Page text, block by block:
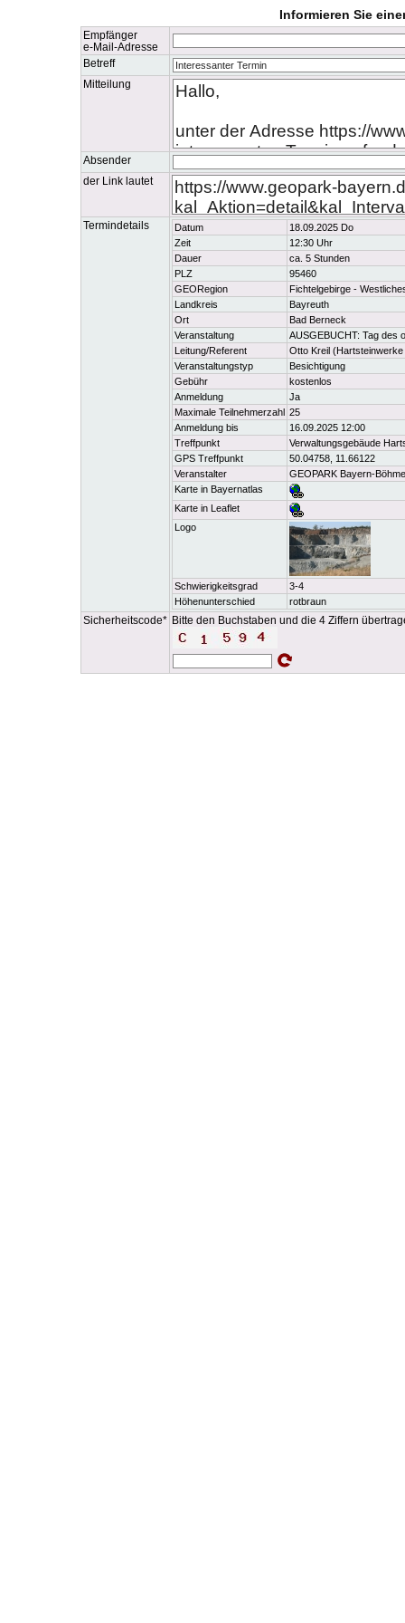
Informieren Sie
Empfänger
e-Mail-Adresse
Betreff
Mitteilung
Absender
der Link lautet
Termindetails Datum
18.09.2025 Do
Zeit
12:30 Uhr
Dauer
ca. 5 Stunden
PLZ
95460
GEORegion
Fichtelgebirge -
Landkreis
Bayreuth
Ort
Bad Berneck
Veranstaltung
AUSGEBUCHT: Tag des
Leitung/Referent
Otto Kreil
Veranstaltungstyp
Besichtigung
Gebühr
kostenlos
Anmeldung
Ja
Maximale Teilnehmerzahl 25
Anmeldung bis
16.09.2025 12:00
Treffpunkt
Verwaltungsgebäude
GPS Treffpunkt
50.04758, 11.66122
Veranstalter
GEOPARK Bayern-
Karte in Bayernatlas
Karte in Leaflet
Logo
Schwierigkeitsgrad
3-4
Höhenunterschied
rotbraun
Sicherheitscode* Bitte den Buchstaben und die 4 Ziffern